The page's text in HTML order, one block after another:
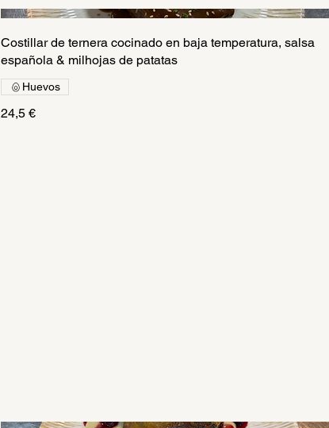
Costillar de ternera cocinado en baja temperatura, salsa
española & milhojas de patatas
24,5 €
Huevos